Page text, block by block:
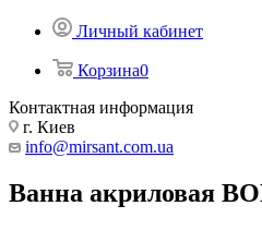
Личный кабинет
Корзина0
Контактная информация
г. Киев
info@mirsant.com.ua
Ванна акриловая